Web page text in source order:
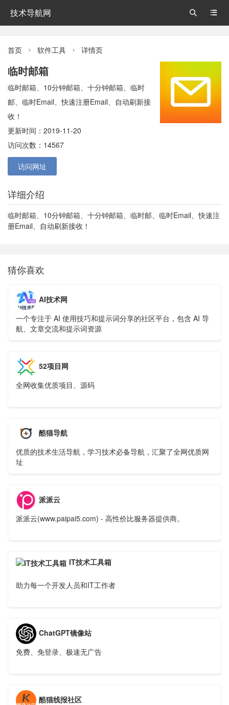
技术导航网 

首页  软件工具  详情页
临时邮箱
临时邮箱、10分钟邮箱、十分钟邮箱、临时
邮、临时Email、快速注册Email、自动刷新接
收！
更新时间：2019-11-20
访问次数：14567
访问网址
详细介绍
临时邮箱、10分钟邮箱、十分钟邮箱、临时邮、临时Email、快速注
册Email、自动刷新接收！
猜你喜欢
AI技术网
一个专注于 AI 使用技巧和提示词分享的社区平台，包含 AI 导
航、文章交流和提示词资源
52项目网
全网收集优质项目、源码
酷猫导航
优质的技术生活导航，学习技术必备导航，汇聚了全网优质网
址
派派云
派派云(www.paipai5.com) - 高性价比服务器提供商。
IT技术工具箱
助力每一个开发人员和IT工作者
ChatGPT镜像站
免费、免登录、极速无广告
酷猫线报社区